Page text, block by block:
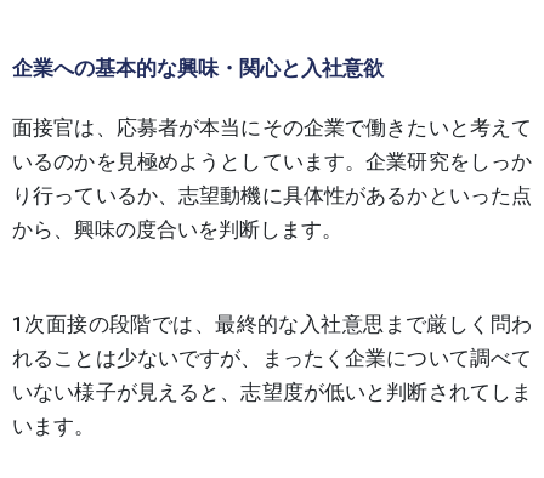
企業への基本的な興味・関心と入社意欲
面接官は、応募者が本当にその企業で働きたいと考えて
いるのかを見極めようとしています。企業研究をしっか
り行っているか、志望動機に具体性があるかといった点
から、興味の度合いを判断します。
1次面接の段階では、最終的な入社意思まで厳しく問わ
れることは少ないですが、まったく企業について調べて
いない様子が見えると、志望度が低いと判断されてしま
います。